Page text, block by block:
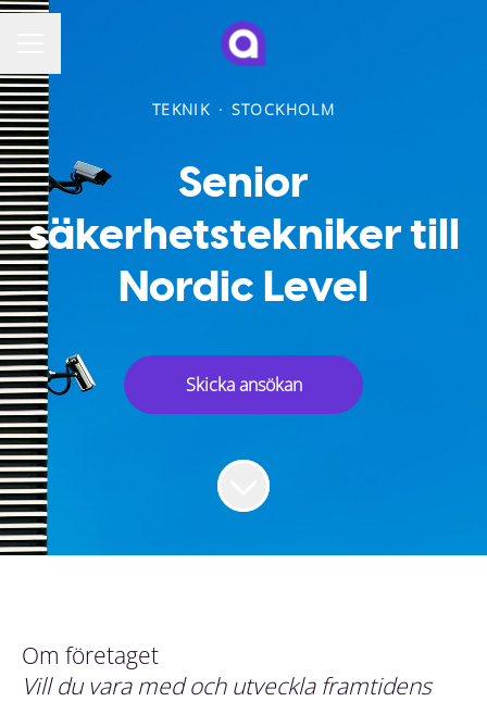
TEKNIK · STOCKHOLM
Senior
säkerhetstekniker till
Nordic Level
Skicka ansökan
Om företaget
Vill du vara med och utveckla framtidens